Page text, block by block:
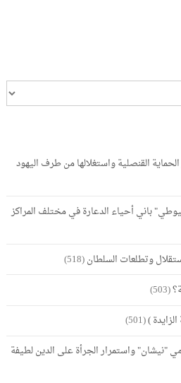
القنصلية واستغلالها من طرف اليهود
باني أحياء الدعارة في مختلف المراكز
وتطلعات السلطان(518)
(503)
)
(501)
واستمرار الجرأة على الدين لطيفة